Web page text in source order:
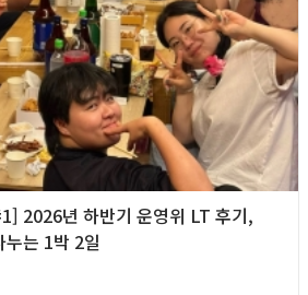
2026년 하반기 운영위 LT 후기,
누는 1박 2일